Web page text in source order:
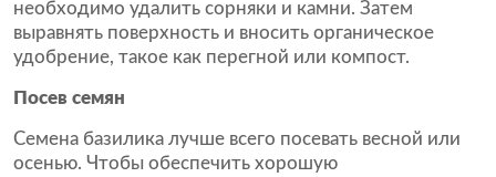
необходимо удалить сорняки и камни. Затем
выравнять поверхность и вносить органическое
удобрение, такое как перегной или компост.
Посев семян
Семена базилика лучше всего посевать весной или
осенью. Чтобы обеспечить хорошую